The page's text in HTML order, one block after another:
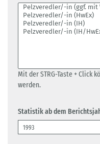
Mit der STRG-Taste + Click
werden.
Statistik ab dem